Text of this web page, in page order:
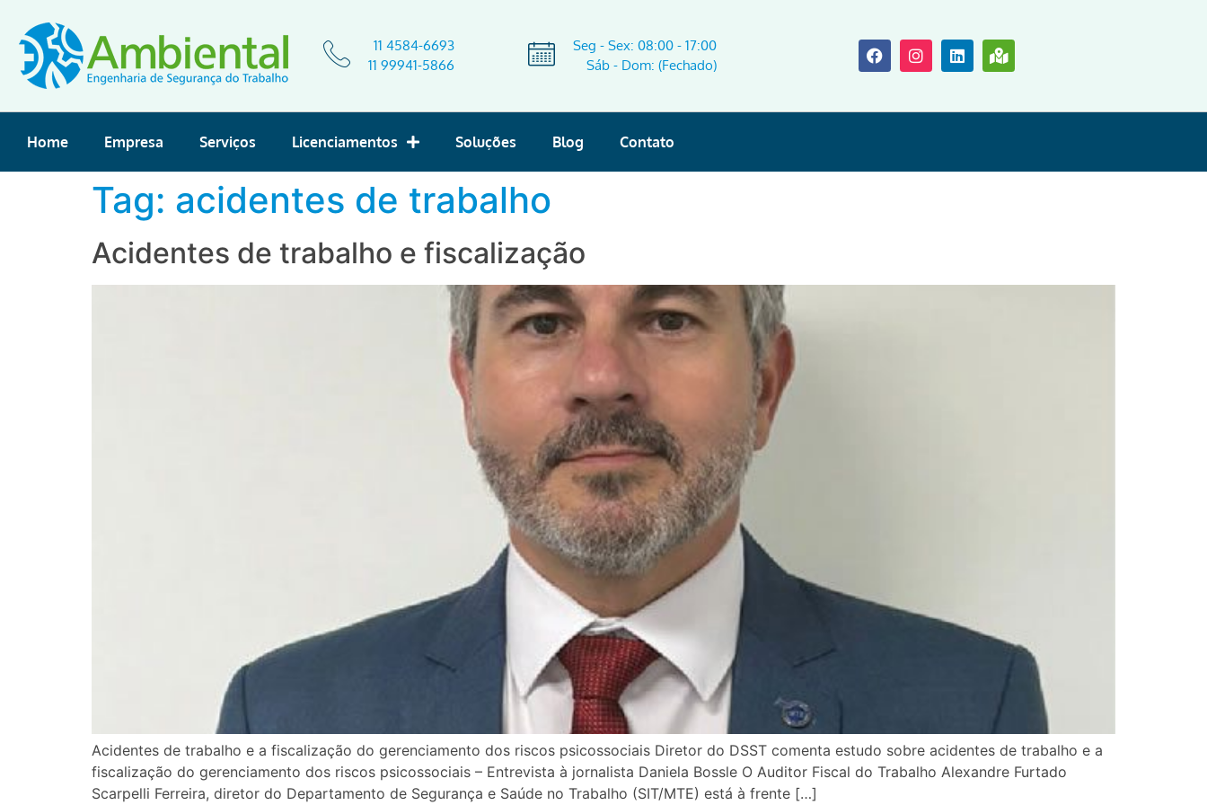
11 4584-6693
11 99941-5866
Seg - Sex: 08:00 - 17:00
Sáb - Dom: (Fechado)
Home Empresa Serviços Licenciamentos Soluções Blog Contato
Tag: acidentes de trabalho
Acidentes de trabalho e fiscalização
Acidentes de trabalho e a fiscalização do gerenciamento dos riscos psicossociais Diretor do DSST comenta estudo sobre acidentes de trabalho e a
fiscalização do gerenciamento dos riscos psicossociais – Entrevista à jornalista Daniela Bossle O Auditor Fiscal do Trabalho Alexandre Furtado
Scarpelli Ferreira, diretor do Departamento de Segurança e Saúde no Trabalho (SIT/MTE) está à frente […]